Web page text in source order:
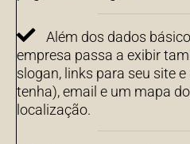
Além dos dados
empresa passa a exibir
slogan, links para seu site
tenha), email e um mapa
localização.